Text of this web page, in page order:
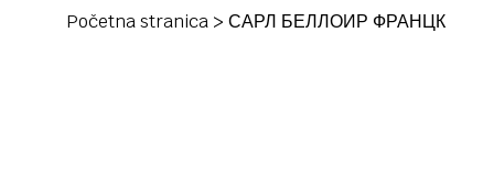
Početna stranica > САРЛ БЕЛЛОИР ФРАНЦК